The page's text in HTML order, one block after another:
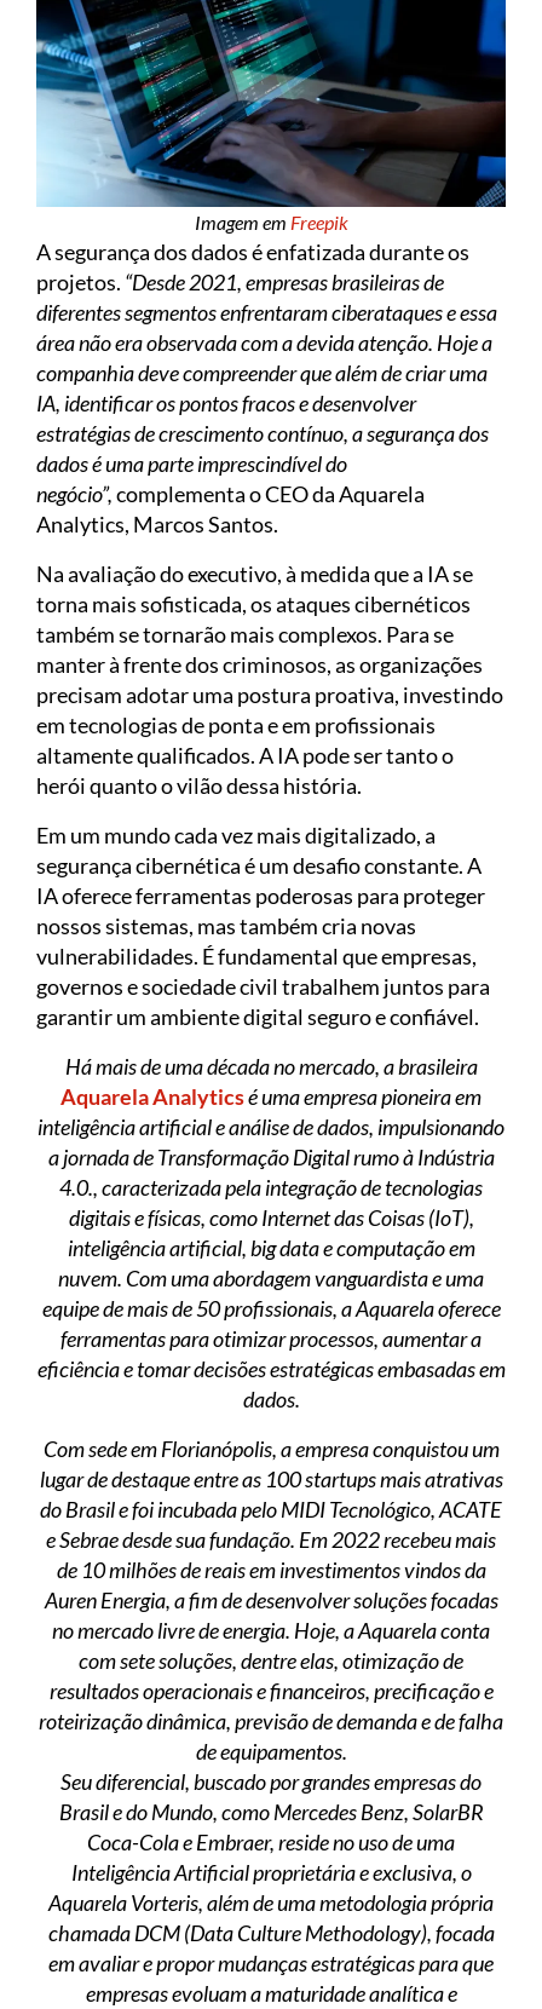
Imagem em Freepik
A segurança dos dados é enfatizada durante os
projetos. “Desde 2021, empresas brasileiras de
diferentes segmentos enfrentaram ciberataques e essa
área não era observada com a devida atenção. Hoje a
companhia deve compreender que além de criar uma
IA, identificar os pontos fracos e desenvolver
estratégias de crescimento contínuo, a segurança dos
dados é uma parte imprescindível do
negócio”,complementa o CEO da Aquarela
Analytics, Marcos Santos.
Na avaliação do executivo, à medida que a IA se
torna mais sofisticada, os ataques cibernéticos
também se tornarão mais complexos. Para se
manter à frente dos criminosos, as organizações
precisam adotar uma postura proativa, investindo
em tecnologias de ponta e em profissionais
altamente qualificados. A IA pode ser tanto o
herói quanto o vilão dessa história.
Em um mundo cada vez mais digitalizado, a
segurança cibernética é um desafio constante. A
IA oferece ferramentas poderosas para proteger
nossos sistemas, mas também cria novas
vulnerabilidades. É fundamental que empresas,
governos e sociedade civil trabalhem juntos para
garantir um ambiente digital seguro e confiável.
Há mais de uma década no mercado, a brasileira
Aquarela Analyticsé uma empresa pioneira em
inteligência artificial e análise de dados, impulsionando
a jornada de Transformação Digital rumo à Indústria
4.0., caracterizada pela integração de tecnologias
digitais e físicas, como Internet das Coisas (IoT),
inteligência artificial, big data e computação em
nuvem. Com uma abordagem vanguardista e uma
equipe de mais de 50 profissionais, a Aquarela oferece
ferramentas para otimizar processos, aumentar a
eficiência e tomar decisões estratégicas embasadas em
dados.
Com sede em Florianópolis, a empresa conquistou um
lugar de destaque entre as 100 startups mais atrativas
do Brasil e foi incubada pelo MIDI Tecnológico, ACATE
e Sebrae desde sua fundação. Em 2022 recebeu mais
de 10 milhões de reais em investimentos vindos da
Auren Energia, a fim de desenvolver soluções focadas
no mercado livre de energia. Hoje, a Aquarela conta
com sete soluções, dentre elas, otimização de
resultados operacionais e financeiros, precificação e
roteirização dinâmica, previsão de demanda e de falha
de equipamentos.
Seu diferencial, buscado por grandes empresas do
Brasil e do Mundo, como Mercedes Benz, SolarBR
Coca-Cola e Embraer, reside no uso de uma
Inteligência Artificial proprietária e exclusiva, o
Aquarela Vorteris, além de uma metodologia própria
chamada DCM (Data Culture Methodology), focada
em avaliar e propor mudanças estratégicas para que
empresas evoluam a maturidade analítica e